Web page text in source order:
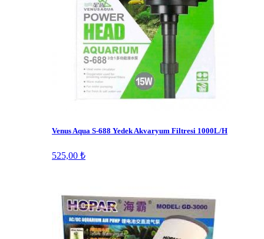
Venus Aqua S-688 Yedek Akvaryum Filtresi 1000L/H
525,00 ₺